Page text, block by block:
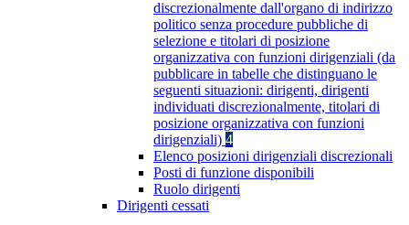
discrezionalmente dall'organo di indirizzo
politico senza procedure pubbliche di
selezione e titolari di posizione
organizzativa con funzioni dirigenziali (da
pubblicare in tabelle che distinguano le
seguenti situazioni: dirigenti, dirigenti
individuati discrezionalmente, titolari di
posizione organizzativa con funzioni
dirigenziali) 4
Elenco posizioni dirigenziali discrezionali
Posti di funzione disponibili
Ruolo dirigenti
Dirigenti cessati